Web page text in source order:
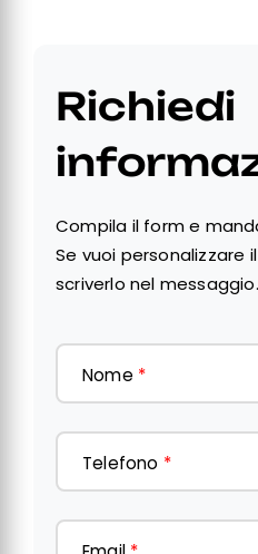
Richiedi
Compila il form e
Se vuoi personalizzare
scriverlo nel messaggio.
Nome *
Telefono *